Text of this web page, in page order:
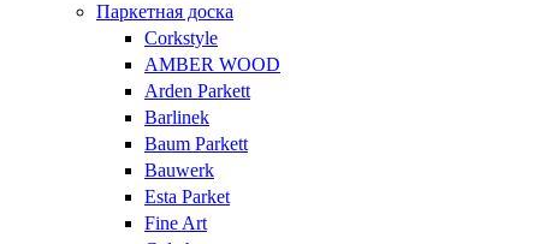
Паркетная доска
Corkstyle
AMBER WOOD
Arden Parkett
Barlinek
Baum Parkett
Bauwerk
Esta Parket
Fine Art